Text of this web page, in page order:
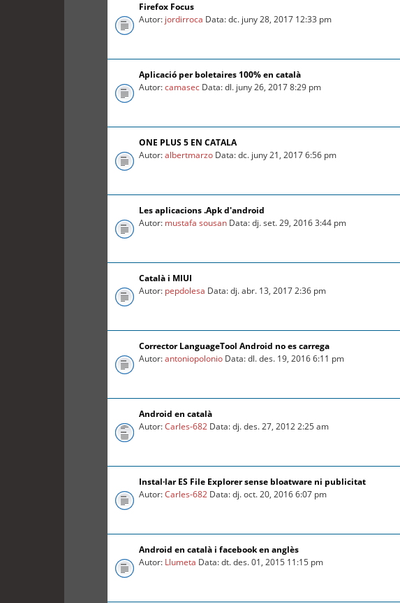
Firefox Focus
Autor: jordirroca Data: dc. juny 28, 2017 12:33 pm
Aplicació per boletaires 100% en català
Autor:camasec Data: dl. juny 26, 2017 8:29 pm
ONE PLUS 5 EN CATALA
Autor:albertmarzo Data: dc. juny 21, 2017 6:56 pm
Les aplicacions .Apk d'android
Autor: mustafa sousan Data: dj. set. 29, 2016 3:44 pm
Català i MIUI
Autor: pepdolesa Data: dj. abr. 13, 2017 2:36 pm
Corrector LanguageTool Android no es carrega
Autor:antoniopolonio Data: dl. des. 19, 2016 6:11 pm
Android en català
Autor:Carles-682 Data: dj. des. 27, 2012 2:25 am
Instal·lar ES File Explorer sense bloatware ni publicitat
Autor:Carles-682 Data: dj. oct. 20, 2016 6:07 pm
Android en català i facebook en anglès
Autor: Llumeta Data: dt. des. 01, 2015 11:15 pm